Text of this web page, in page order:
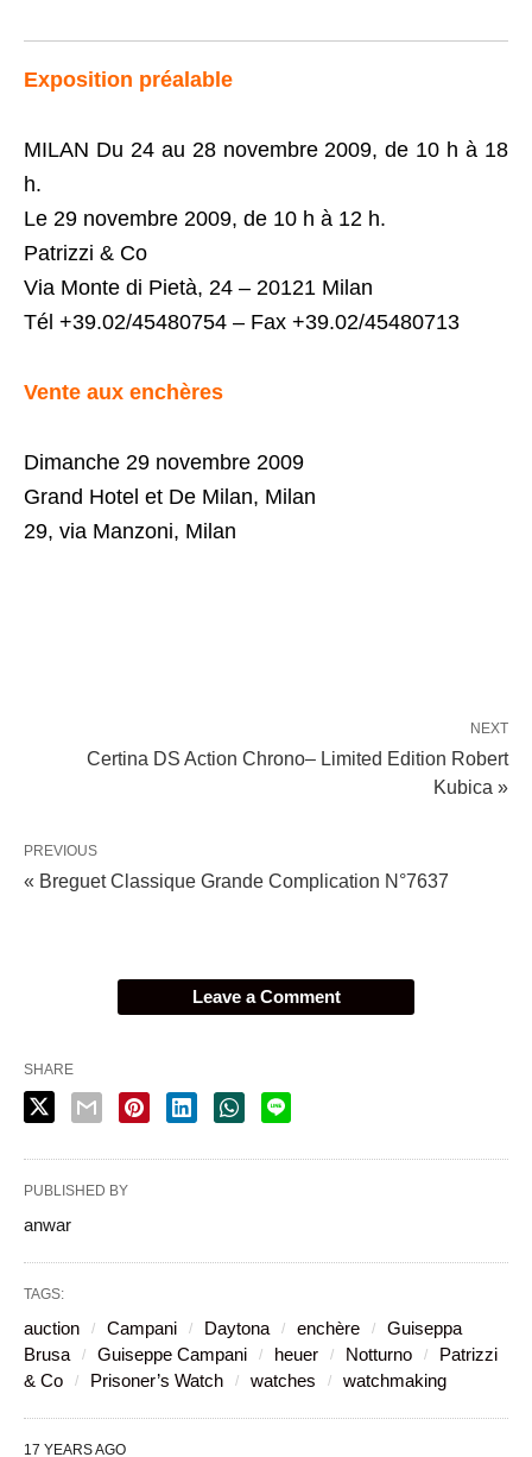
Exposition préalable
MILAN Du 24 au 28 novembre 2009, de 10 h à 18
h.
Le 29 novembre 2009, de 10 h à 12 h.
Patrizzi & Co
Via Monte di Pietà, 24 – 20121 Milan
Tél +39.02/45480754 – Fax +39.02/45480713
Vente aux enchères
Dimanche 29 novembre 2009
Grand Hotel et De Milan, Milan
29, via Manzoni, Milan
NEXT
Certina DS Action Chrono– Limited Edition Robert
Kubica »
PREVIOUS
« Breguet Classique Grande Complication N°7637
Leave a Comment
SHARE
PUBLISHED BY
anwar
TAGS:
auction Campani Daytona enchère
Guiseppa
Brusa
Guiseppe Campani heuer Notturno
Patrizzi
& Co
Prisoner’s Watch watches watchmaking
17 YEARS AGO